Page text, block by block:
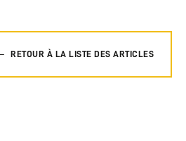
RETOUR À LA LISTE DES ARTICLES